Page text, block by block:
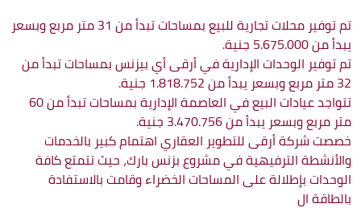
تم توفير محلات تجارية للبيع بمساحات تبدأ من 31 متر مربع وبسعر
يبدأ من 5.675.000 جنية.
تم توفير الوحدات الإدارية في أرقى أي بيزنس بمساحات تبدأ من
32 متر مربع وبسعر يبدأ من 1.818.752 جنية.
تتواجد عيادات البيع في العاصمة الإدارية بمساحات تبدأ من 60
متر مربع وبسعر يبدأ من 3.470.756 جنية.
خصصت شركة أرقى للتطوير العقاري اهتمام كبير بالخدمات
والأنشطة الترفيهية في مشروع بزنس بارك، حيث تتمتع كافة
الوحدات بإطلالة على المساحات الخضراء وقامت بالاستفادة
بالطاقة ال